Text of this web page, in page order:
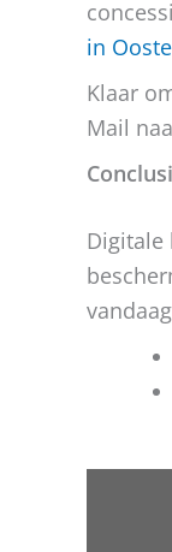
in
Klaar
Mail
Digitale